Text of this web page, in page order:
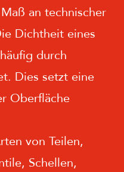
an technischer
Dichtheit eines
durch
Dies setzt eine
Oberfläche
von Teilen,
Schellen,